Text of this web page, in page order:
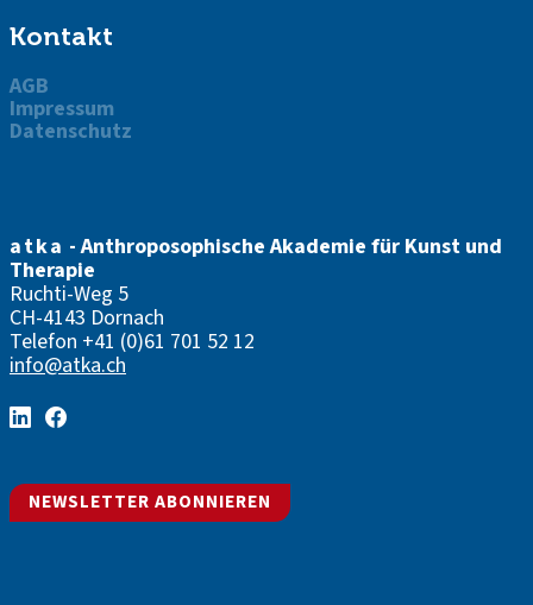
Kontakt
AGB
Impressum
Datenschutz
atka - Anthroposophische Akademie für Kunst und
Therapie
Ruchti-Weg 5
CH-4143 Dornach
Telefon +41 (0)61 701 52 12
info@atka.ch
NEWSLETTER ABONNIEREN